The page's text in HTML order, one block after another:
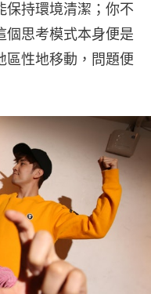
保持環境清潔；你不
個思考模式本身便是
區性地移動，問題便